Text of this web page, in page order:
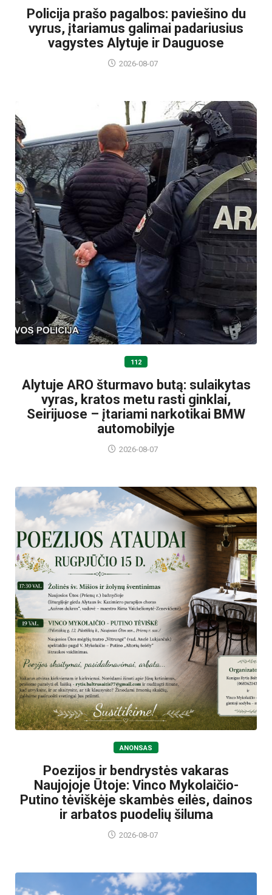
Policija prašo pagalbos: paviešino du
vyrus, įtariamus galimai padariusius
vagystes Alytuje ir Dauguose
2026-08-07
112
Alytuje ARO šturmavo butą: sulaikytas
vyras, kratos metu rasti ginklai,
Seirijuose – įtariami narkotikai BMW
automobilyje
2026-08-07
ANONSAS
Poezijos ir bendrystės vakaras
Naujojoje Ūtoje: Vinco Mykolaičio-
Putino tėviškėje skambės eilės, dainos
ir arbatos puodelių šiluma
2026-08-07